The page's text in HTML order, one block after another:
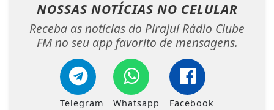
NOSSAS NOTÍCIAS NO CELULAR
Receba as notícias do Pirajuí Rádio Clube
FM no seu app favorito de mensagens.
Telegram Whatsapp Facebook